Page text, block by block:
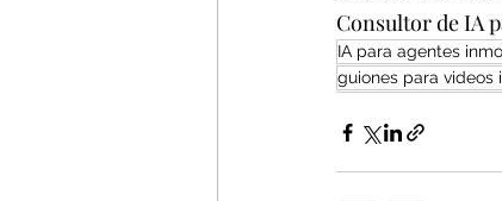
Consultor de IA
IA para agentes
guiones para videos